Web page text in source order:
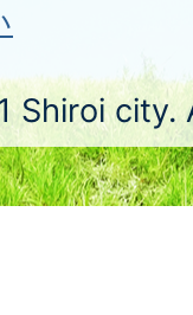
Shiroi city.